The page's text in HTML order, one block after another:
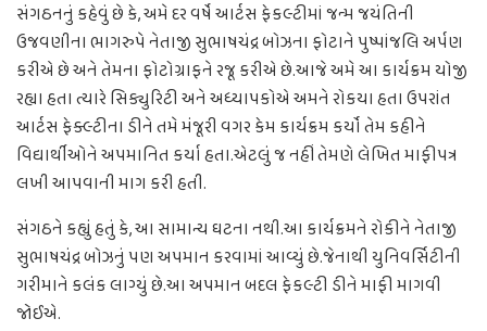
સંગઠનનું કહેવું છે કે, અમે દર વર્ષે આર્ટસ ફેકલ્ટીમાં જન્મ જયંતિની
ઉજવણીના ભાગરુપે નેતાજી સુભાષચંદ્ર બોઝના ફોટાને પુષ્પાંજલિ અર્પણ
કરીએ છે અને તેમના ફોટોગ્રાફને રજૂ કરીએ છે.આજે અમે આ કાર્યક્રમ યોજી
રહ્યા હતા ત્યારે સિક્યુરિટી અને અધ્યાપકોએ અમને રોકયા હતા ઉપરાંત
આર્ટસ ફેક્લ્ટીના ડીને તમે મંજૂરી વગર કેમ કાર્યક્રમ કર્યો તેમ કહીને
વિદ્યાર્થીઓને અપમાનિત કર્યા હતા.એટલું જ નહીં તેમણે લેખિત માફીપત્ર
લખી આપવાની માગ કરી હતી.
સંગઠને કહ્યું હતું કે, આ સામાન્ય ઘટના નથી.આ કાર્યક્રમને રોકીને નેતાજી
સુભાષચંદ્ર બોઝનું પણ અપમાન કરવામાં આવ્યું છે.જેનાથી યુનિવર્સિટીની
ગરીમાને કલંક લાગ્યું છે.આ અપમાન બદલ ફેકલ્ટી ડીને માફી માગવી
જોઈએ.